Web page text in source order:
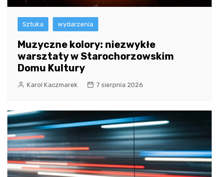
Sztuka wydarzenia
Muzyczne kolory: niezwykłe
warsztaty w Starochorzowskim
Domu Kultury
Karol Kaczmarek 7 sierpnia 2026